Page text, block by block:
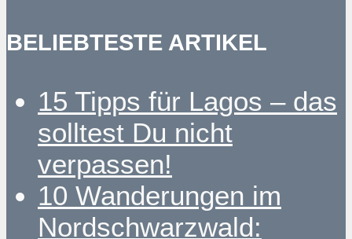
BELIEBTESTE ARTIKEL
15 Tipps für Lagos – das
solltest Du nicht
verpassen!
10 Wanderungen im
Nordschwarzwald: